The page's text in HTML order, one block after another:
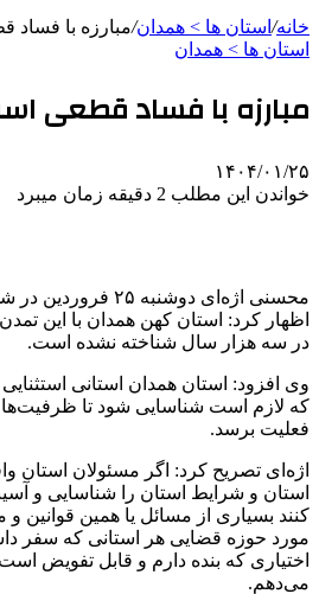
خانه/ استان ها > همدان/مبارزه با
استان ها > همدان
مبارزه با فساد قطعی
۱۴۰۴/۰۱/۲۵
خواندن این مطلب 2 دقیقه زمان میبرد
محسنی اژه‌ای دوشنبه
اظهار کرد: استان کهن همدان با این
در سه هزار سال شناخته نشده است.
وی افزود: استان همدان استانی
که لازم است شناسایی شود تا
فعلیت برسد.
اژه‌ای تصریح کرد: اگر مسئولان استان
استان و شرایط استان را شناسایی و
کنند بسیاری از مسائل یا همین قوانین
مورد حوزه قضایی هر استانی که سفر
اختیاری که بنده دارم و قابل تفویض
می‌دهم.